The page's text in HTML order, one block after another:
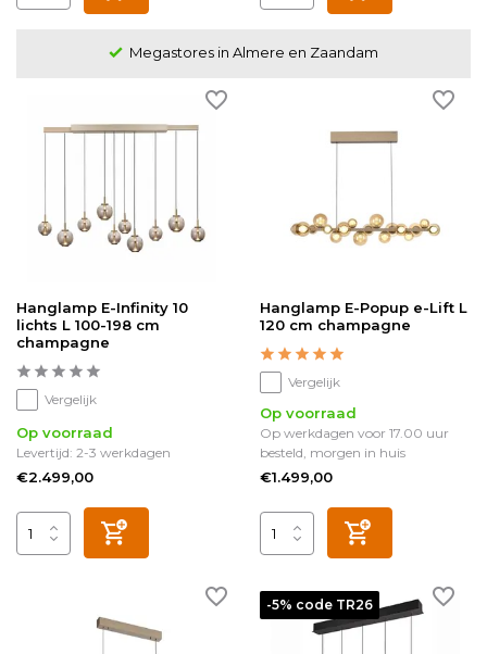
Megastores in Almere en Zaandam
Hanglamp E-Infinity 10
lichts L 100-198 cm
champagne
Vergelijk
Op voorraad
Levertijd: 2-3 werkdagen
€2.499,00
Hanglamp E-Popup e-Lift L
120 cm champagne
Vergelijk
Op voorraad
Op werkdagen voor 17.00 uur
besteld, morgen in huis
€1.499,00
-5% code TR26